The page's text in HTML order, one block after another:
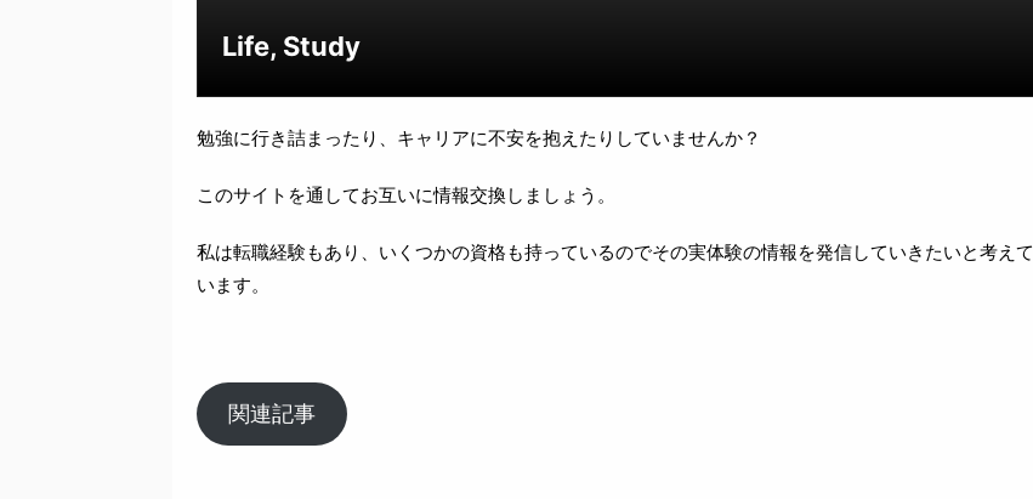
Life, Study
勉強に行き詰まったり、キャリアに不安を抱えたりしていませんか？
このサイトを通してお互いに情報交換しましょう。
私は転職経験もあり、いくつかの資格も持っているのでその実体験の情報を発信していきたいと考えて
います。
関連記事